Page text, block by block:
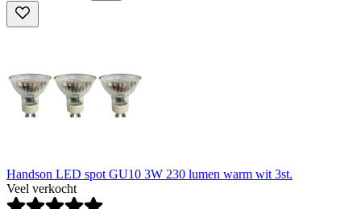
Handson LED spot GU10 3W 230 lumen warm wit 3st.
Veel verkocht